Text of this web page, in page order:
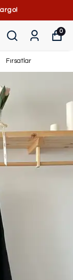
0
Fırsatlar